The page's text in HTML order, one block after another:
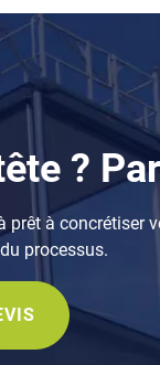
?
à concrétiser
processus.